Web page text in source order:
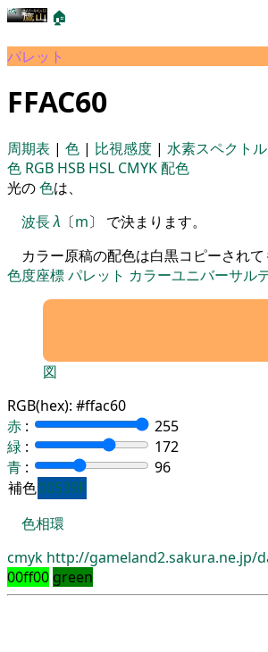
🏠
パレット
FFAC60
周期表 | 色 | 比視感度 | 水素スペクトル
色 RGB HSB HSL CMYK配色
光の色は、
波長λ 〔m〕 で決まります。
カラー原稿の配色は白黒コピーされて
色度座標パレット カラーユニバーサル
図
RGB(hex): #ffac60
赤 :
255
緑 :
172
青 :
96
補色00539F
色相環
cmyk http://gameland2.sakura.ne.jp/
00ff00 green